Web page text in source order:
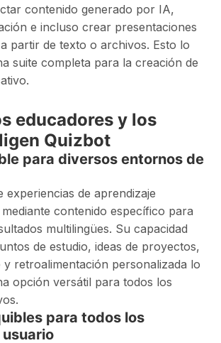
contenido generado por IA,
e incluso crear presentaciones
partir de texto o archivos. Esto lo
suite completa para la creación de
educadores y los
Quizbot
para diversos entornos de
experiencias de aprendizaje
contenido específico para
multilingües. Su capacidad
de estudio, ideas de proyectos,
y retroalimentación personalizada lo
opción versátil para todos los
para todos los